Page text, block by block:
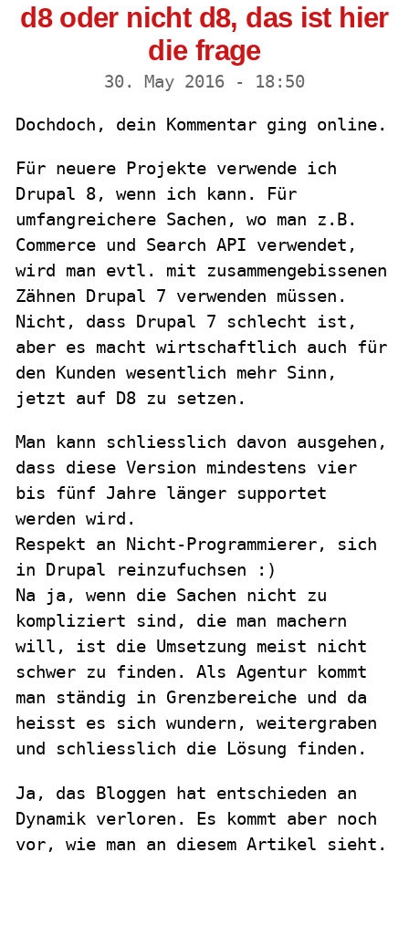
d8 oder nicht d8, das ist hier
die frage
30. May 2016 - 18:50
Dochdoch, dein Kommentar ging online.
Für neuere Projekte verwende ich
Drupal 8, wenn ich kann. Für
umfangreichere Sachen, wo man z.B.
Commerce und Search API verwendet,
wird man evtl. mit zusammengebissenen
Zähnen Drupal 7 verwenden müssen.
Nicht, dass Drupal 7 schlecht ist,
aber es macht wirtschaftlich auch für
den Kunden wesentlich mehr Sinn,
jetzt auf D8 zu setzen.
Man kann schliesslich davon ausgehen,
dass diese Version mindestens vier
bis fünf Jahre länger supportet
werden wird.
Respekt an Nicht-Programmierer, sich
in Drupal reinzufuchsen :)
Na ja, wenn die Sachen nicht zu
kompliziert sind, die man machern
will, ist die Umsetzung meist nicht
schwer zu finden. Als Agentur kommt
man ständig in Grenzbereiche und da
heisst es sich wundern, weitergraben
und schliesslich die Lösung finden.
Ja, das Bloggen hat entschieden an
Dynamik verloren. Es kommt aber noch
vor, wie man an diesem Artikel sieht.